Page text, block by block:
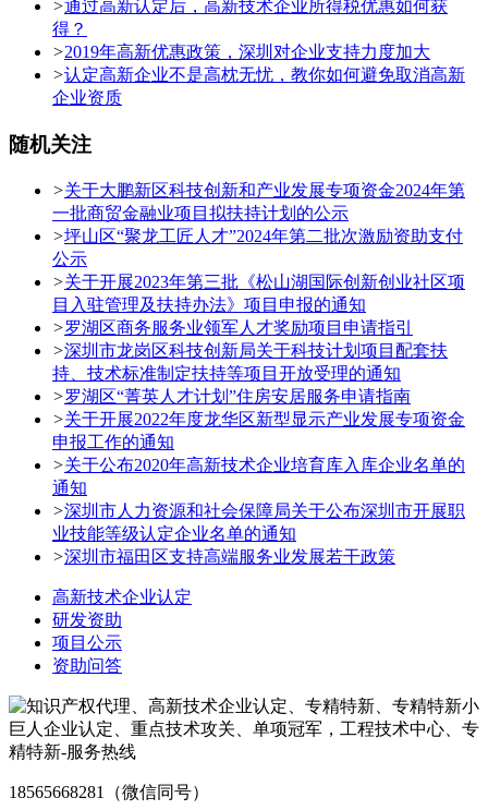
>通过高新认定后，高新技术企业所得税优惠如何获
得？
>2019年高新优惠政策，深圳对企业支持力度加大
>认定高新企业不是高枕无忧，教你如何避免取消高新
企业资质
随机关注
>关于大鹏新区科技创新和产业发展专项资金2024年第
一批商贸金融业项目拟扶持计划的公示
>坪山区“聚龙工匠人才”2024年第二批次激励资助支付
公示
>关于开展2023年第三批《松山湖国际创新创业社区项
目入驻管理及扶持办法》项目申报的通知
>罗湖区商务服务业领军人才奖励项目申请指引
>深圳市龙岗区科技创新局关于科技计划项目配套扶
持、技术标准制定扶持等项目开放受理的通知
>罗湖区“菁英人才计划”住房安居服务申请指南
>关于开展2022年度龙华区新型显示产业发展专项资金
申报工作的通知
>关于公布2020年高新技术企业培育库入库企业名单的
通知
>深圳市人力资源和社会保障局关于公布深圳市开展职
业技能等级认定企业名单的通知
>深圳市福田区支持高端服务业发展若干政策
高新技术企业认定
研发资助
项目公示
资助问答
18565668281（微信同号）